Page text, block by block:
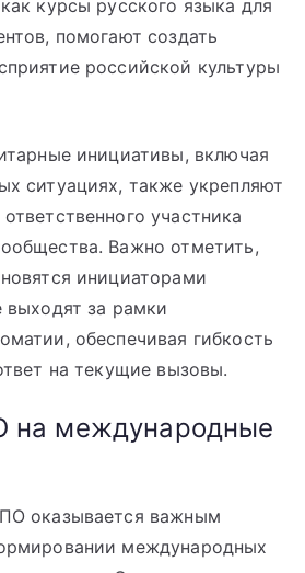
курсы русского языка для
помогают создать
российской культуры
инициативы, включая
ситуациях, также укрепляют
участника
Важно отметить,
инициаторами
выходят за рамки
обеспечивая гибкость
на текущие вызовы.
на международные
оказывается важным
международных